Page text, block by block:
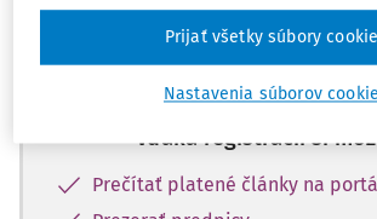
Zaregistrujte sa a
zadarmo prístup k vybranému
10 dní.
Vďaka registrácii si
Prečítať platené články na
Nastavenia súborov cookie
Prijať všetky súbory cookie